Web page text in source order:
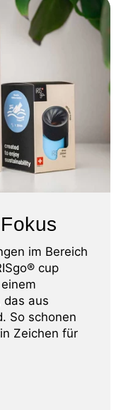
im Bereich
cup
aus
So schonen
Zeichen für